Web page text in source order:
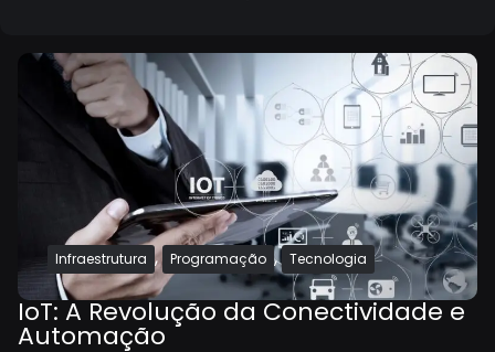
Infraestrutura , Programação , Tecnologia
IoT: A Revolução da Conectividade e
Automação